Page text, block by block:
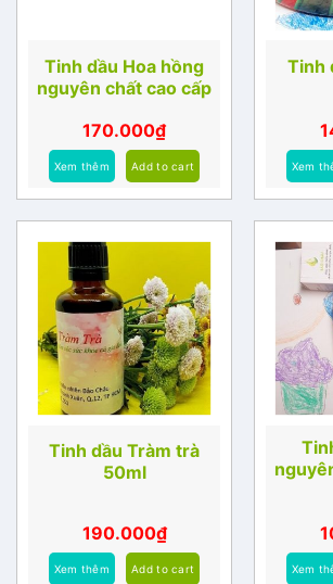
Tinh dầu Hoa hồng
nguyên chất cao cấp
170.000₫
Xem thêm Add to cart
Tinh
Xem
Tinh dầu Tràm trà
50ml
190.000₫
Xem thêm Add to cart Xem